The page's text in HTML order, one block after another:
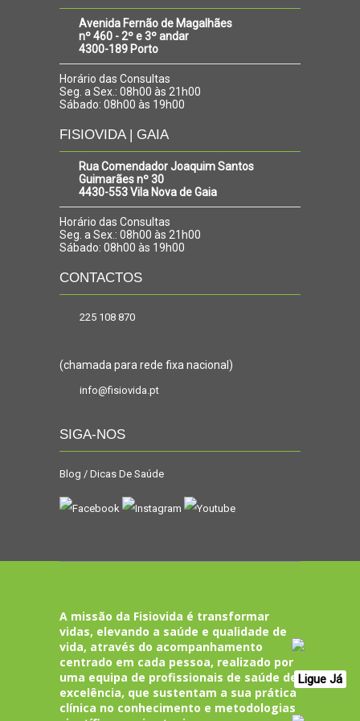
Ligue Já
Avenida Fernão de Magalhães
nº 460 - 2º e 3º andar
4300-189 Porto
Horário das Consultas
Seg. a Sex.: 08h00 às 21h00
Sábado: 08h00 às 19h00
FISIOVIDA | GAIA
Rua Comendador Joaquim Santos
Guimarães nº 30
4430-553 Vila Nova de Gaia
Horário das Consultas
Seg. a Sex.: 08h00 às 21h00
Sábado: 08h00 às 19h00
CONTACTOS
225 108 870
(chamada para rede fixa nacional)
info@fisiovida.pt
SIGA-NOS
Blog / Dicas De Saúde
A missão da Fisiovida é transformar
vidas, elevando a saúde e qualidade de
vida, através do acompanhamento
centrado em cada pessoa, realizado por
uma equipa de profissionais de saúde de
excelência, que sustentam a sua prática
clínica no conhecimento e metodologias